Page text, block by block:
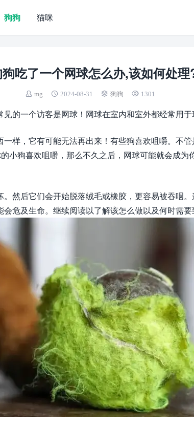
狗狗 猫咪
吃了一个网球怎么办,该如何处理
mg 2024-08-31 狗狗 1301
的一个访客是网球！网球在室内和室外都经常用于
样，它有可能无法再出来！有些狗喜欢咀嚼。不
小狗喜欢咀嚼，那么不久之后，网球可能就会成
然后它们会开始脱落绒毛或橡胶，更容易被吞咽
危及生命。继续阅读以了解该怎么做以及何时需要